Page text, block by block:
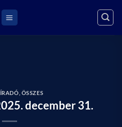
ÖSSZES
december 31.